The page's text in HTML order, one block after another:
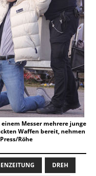
Messer mehrere junge
Waffen bereit, nehmen
Röhe
DREH